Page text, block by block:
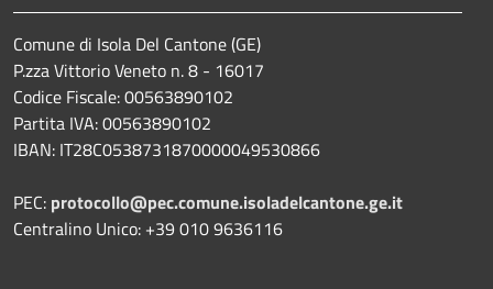
Comune di Isola Del Cantone (GE)
P.zza Vittorio Veneto n. 8 - 16017
Codice Fiscale: 00563890102
Partita IVA: 00563890102
IBAN: IT28C0538731870000049530866
PEC: protocollo@pec.comune.isoladelcantone.ge.it
Centralino Unico: +39 010 9636116